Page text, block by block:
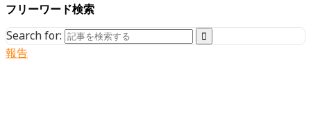
フリーワード検索
Search for:
報告